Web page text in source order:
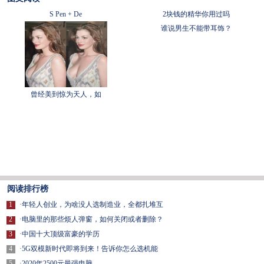
S Pen + De 2块钱的精华你用过吗
曾经美到惊为天人，如
谁说男生不能带耳饰？
阅读排行榜
1
2
3
4
·年轻人创业，为啥没人选制造业，全都扎堆互
·电脑里的那些烦人弹窗，如何关闭或者删除？
·中国十大顶级富豪的学历
·5G双模新时代即将到来！告诉你怎么选机能